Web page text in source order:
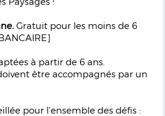
Gratuit pour les moins de 6
à partir de 6 ans.
être accompagnés par un
pour l’ensemble des déﬁs :